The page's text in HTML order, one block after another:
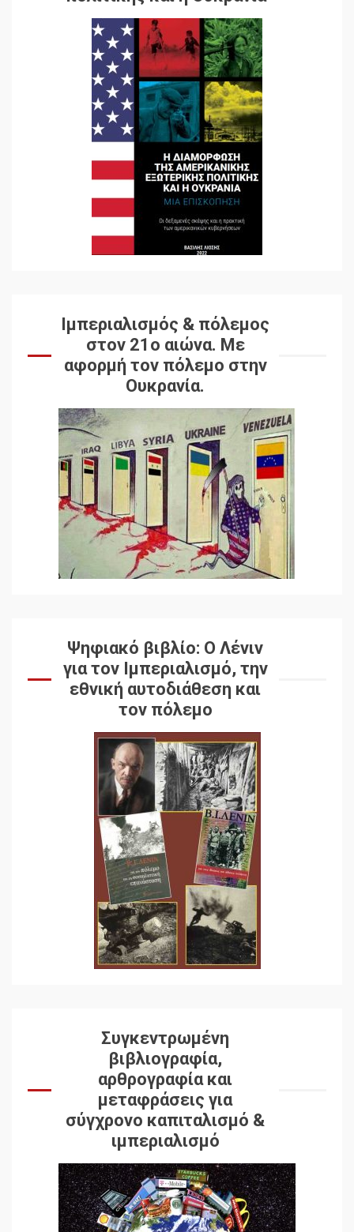
Ιμπεριαλισμός & πόλεμος
στον 21ο αιώνα. Mε
αφορμή τον πόλεμο στην
Ουκρανία.
Ψηφιακό βιβλίο: Ο Λένιν
για τον Ιμπεριαλισμό, την
εθνική αυτοδιάθεση και
τον πόλεμο
Συγκεντρωμένη
βιβλιογραφία,
αρθρογραφία και
μεταφράσεις για
σύγχρονο καπιταλισμό &
ιμπεριαλισμό